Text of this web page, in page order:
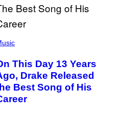
This Day 13 Years
Drake Released
Best Song of His